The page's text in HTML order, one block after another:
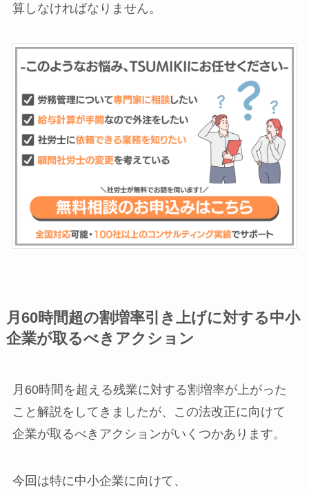
算しなければなりません。
月60時間超の割増率引き上げに対する中小
企業が取るべきアクション
月60時間を超える残業に対する割増率が上がった
こと解説をしてきましたが、この法改正に向けて
企業が取るべきアクションがいくつかあります。
今回は特に中小企業に向けて、